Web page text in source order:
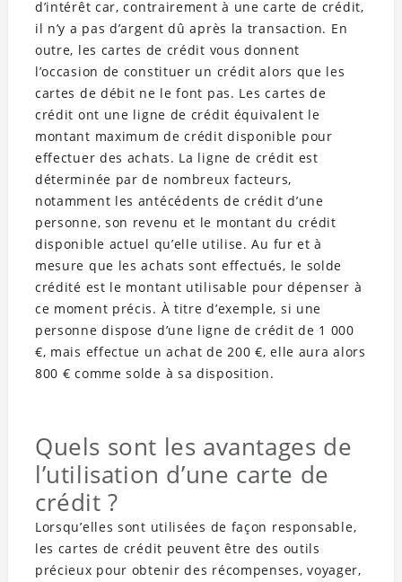
d’intérêt car, contrairement à une carte de crédit,
il n’y a pas d’argent dû après la transaction. En
outre, les cartes de crédit vous donnent
l’occasion de constituer un crédit alors que les
cartes de débit ne le font pas. Les cartes de
crédit ont une ligne de crédit équivalent le
montant maximum de crédit disponible pour
effectuer des achats. La ligne de crédit est
déterminée par de nombreux facteurs,
notamment les antécédents de crédit d’une
personne, son revenu et le montant du crédit
disponible actuel qu’elle utilise. Au fur et à
mesure que les achats sont effectués, le solde
crédité est le montant utilisable pour dépenser à
ce moment précis. À titre d’exemple, si une
personne dispose d’une ligne de crédit de 1 000
€, mais effectue un achat de 200 €, elle aura alors
800 € comme solde à sa disposition.
Quels sont les avantages de
l’utilisation d’une carte de
crédit ?
Lorsqu’elles sont utilisées de façon responsable,
les cartes de crédit peuvent être des outils
précieux pour obtenir des récompenses, voyager,